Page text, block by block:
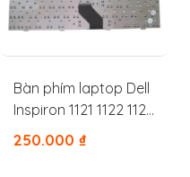
Bàn phím laptop Dell
Inspiron 1121 1122 1120
11Z M101Z M102Z
250.000 ₫